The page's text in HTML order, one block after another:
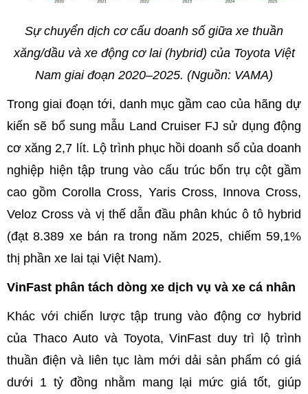
Sự chuyển dịch cơ cấu doanh số giữa xe thuần
xăng/dầu và xe động cơ lai (hybrid) của Toyota Việt
Nam giai đoạn 2020–2025. (Nguồn: VAMA)
Trong giai đoạn tới, danh mục gầm cao của hãng dự
kiến sẽ bổ sung mẫu Land Cruiser FJ sử dụng động
cơ xăng 2,7 lít. Lộ trình phục hồi doanh số của doanh
nghiệp hiện tập trung vào cấu trúc bốn trụ cột gầm
cao gồm Corolla Cross, Yaris Cross, Innova Cross,
Veloz Cross và vị thế dẫn đầu phân khúc ô tô hybrid
(đạt 8.389 xe bán ra trong năm 2025, chiếm 59,1%
thị phần xe lai tại Việt Nam).
VinFast phân tách dòng xe dịch vụ và xe cá nhân
Khác với chiến lược tập trung vào động cơ hybrid
của Thaco Auto và Toyota, VinFast duy trì lộ trình
thuần điện và liên tục làm mới dải sản phẩm có giá
dưới 1 tỷ đồng nhằm mang lại mức giá tốt, giúp